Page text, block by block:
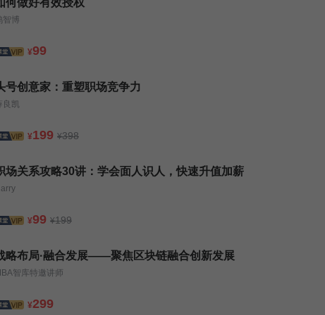
何做好有效授权
智博
¥99
号创意家：重塑职场竞争力
良凯
¥199 ¥398
场关系攻略30讲：学会面人识人，快速升值加薪
¥99 ¥199
略布局·融合发展——聚焦区块链融合创新发展
智库特邀讲师
¥299